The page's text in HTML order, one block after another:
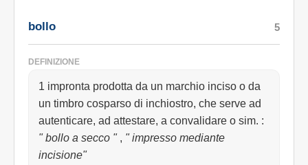
bollo
DEFINIZIONE
1 impronta prodotta da un marchio inciso o da
un timbro cosparso di inchiostro, che serve ad
autenticare, ad attestare, a convalidare o sim. :
" bollo a secco " , " impresso mediante
incisione"
5